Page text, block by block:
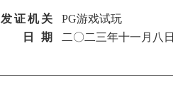
发证机关
PG游戏试玩
日 期
二〇二三年十一月八日